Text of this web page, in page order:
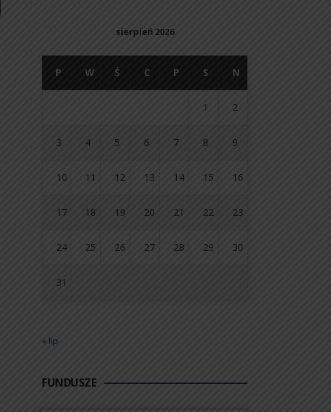
sierpień 2026
P W Ś C P S N
1 2
3 4 5 6 7 8 9
10 11 12 13 14 15 16
17 18 19 20 21 22 23
24 25 26 27 28 29 30
31
« lip
FUNDUSZE